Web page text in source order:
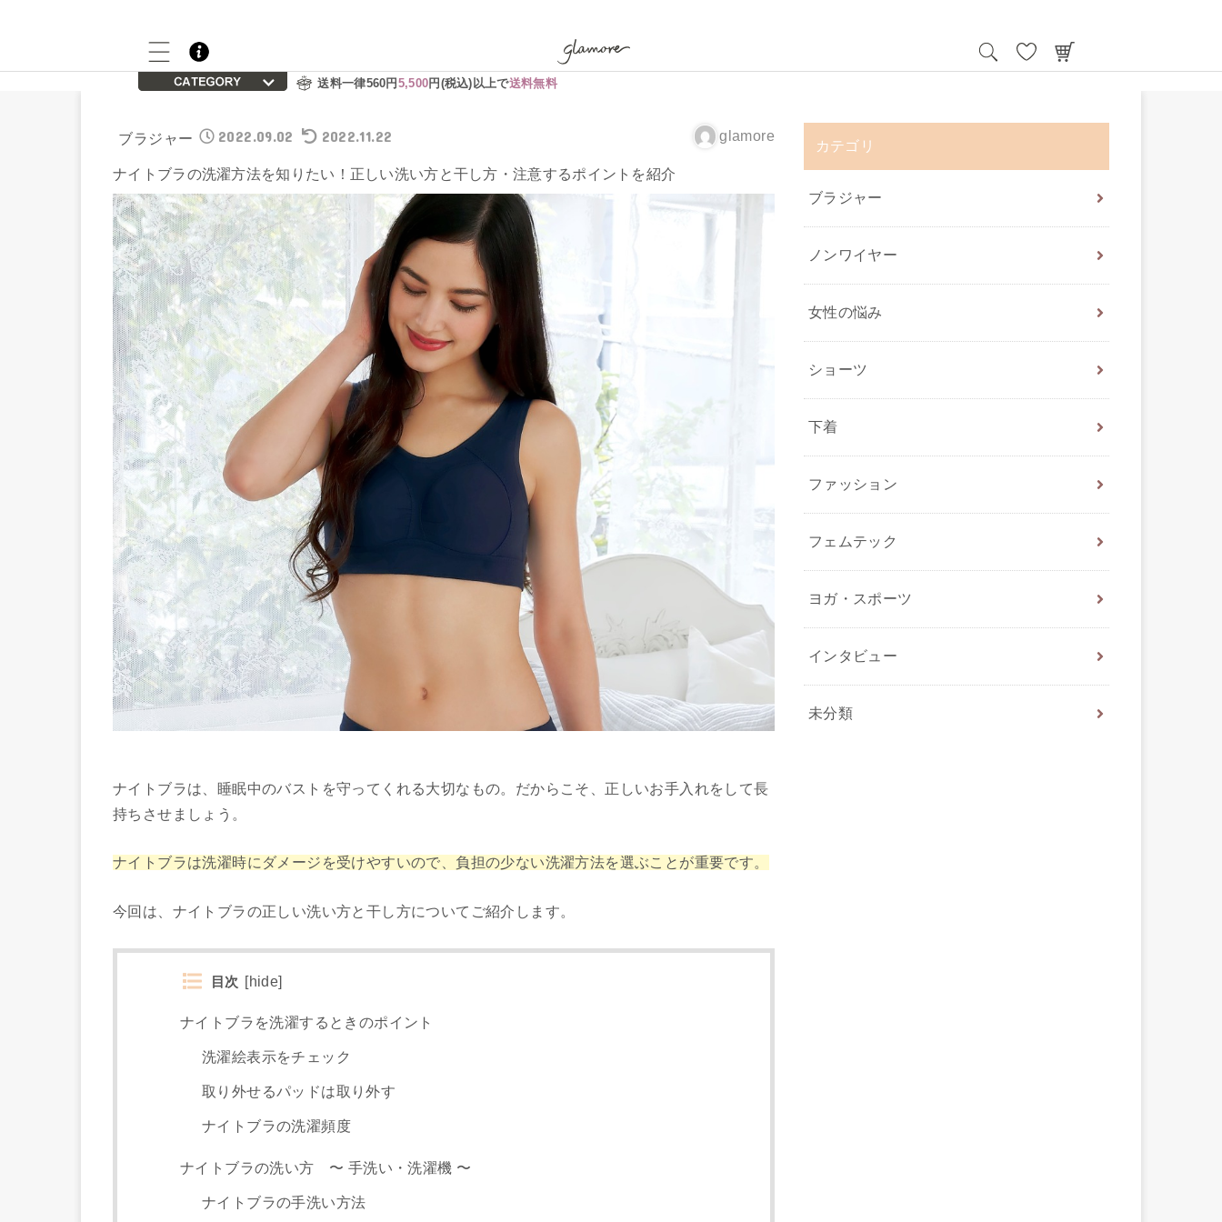
送料一律560円 5,500円(税込)以上で送料無料
ブラジャー 2022.09.02 2022.11.22 glamore
ナイトブラの洗濯方法を知りたい！正しい洗い方と干し方・注意するポイントを紹介
ナイトブラは、睡眠中のバストを守ってくれる大切なもの。だからこそ、正しいお手入れをして長
持ちさせましょう。
ナイトブラは洗濯時にダメージを受けやすいので、負担の少ない洗濯方法を選ぶことが重要です。
今回は、ナイトブラの正しい洗い方と干し方についてご紹介します。
目次 [hide]
ナイトブラを洗濯するときのポイント
洗濯絵表示をチェック
取り外せるパッドは取り外す
ナイトブラの洗濯頻度
ナイトブラの洗い方 〜 手洗い・洗濯機 〜
ナイトブラの手洗い方法
カテゴリ
ブラジャー
ノンワイヤー
女性の悩み
ショーツ
下着
ファッション
フェムテック
ヨガ・スポーツ
インタビュー
未分類